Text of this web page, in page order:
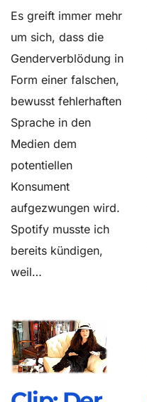
Es greift immer mehr
um sich, dass die
Genderverblödung in
Form einer falschen,
bewusst fehlerhaften
Sprache in den
Medien dem
potentiellen
Konsument
aufgezwungen wird.
Spotify musste ich
bereits kündigen,
weil…